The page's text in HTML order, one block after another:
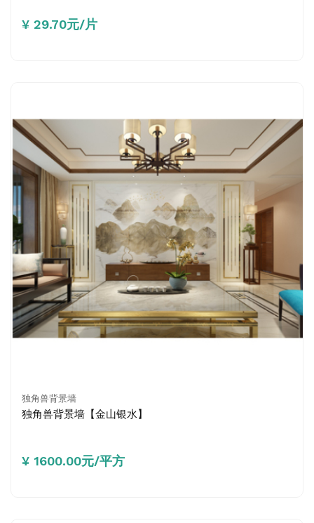
¥ 29.70元/片
独角兽背景墙
独角兽背景墙【金山银水】
¥ 1600.00元/平方